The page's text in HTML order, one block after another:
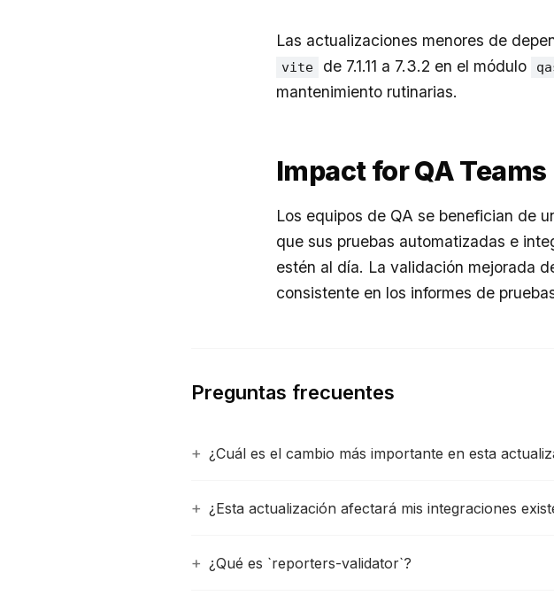
Las actualizaciones menores de
vite de 7.1.11 a 7.3.2 en el módulo
mantenimiento rutinarias.
Impact for QA Teams
Los equipos de QA se benefician de
que sus pruebas automatizadas e
estén al día. La validación mejorada
consistente en los informes de
Preguntas frecuentes
¿Cuál es el cambio más importante en esta
¿Esta actualización afectará mis integraciones
¿Qué es `reporters-validator`?